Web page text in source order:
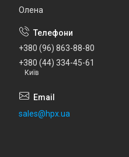
Олена
+380 (96) 863-88-80
+380 (44) 334-45-61
Київ
sales@hpx.ua